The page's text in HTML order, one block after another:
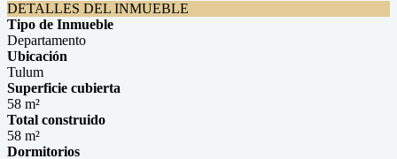
DETALLES DEL INMUEBLE
Tipo de Inmueble
Departamento
Ubicación
Tulum
Superficie cubierta
58 m²
Total construido
58 m²
Dormitorios